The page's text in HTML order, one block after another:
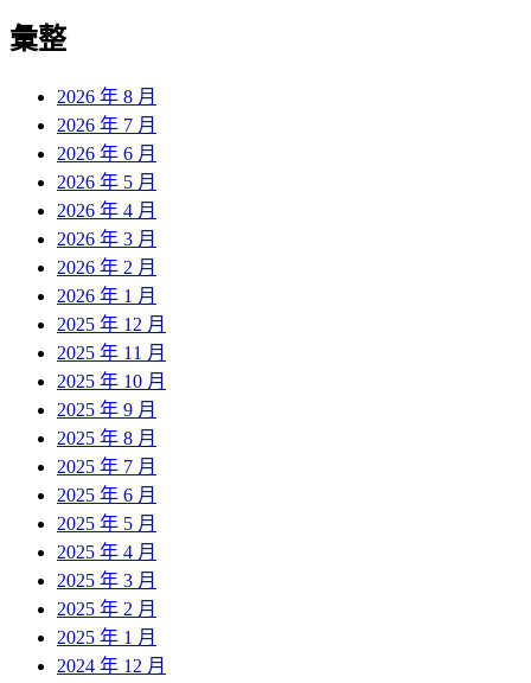
彙整
2026 年 8 月
2026 年 7 月
2026 年 6 月
2026 年 5 月
2026 年 4 月
2026 年 3 月
2026 年 2 月
2026 年 1 月
2025 年 12 月
2025 年 11 月
2025 年 10 月
2025 年 9 月
2025 年 8 月
2025 年 7 月
2025 年 6 月
2025 年 5 月
2025 年 4 月
2025 年 3 月
2025 年 2 月
2025 年 1 月
2024 年 12 月